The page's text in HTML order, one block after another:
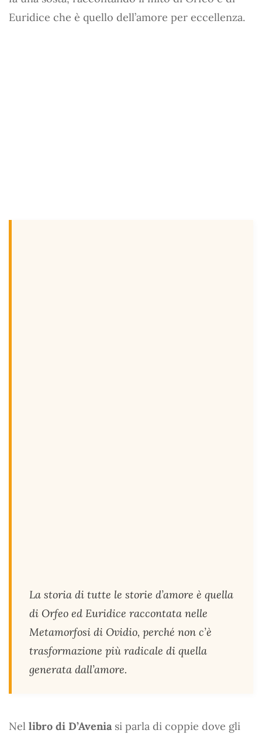
Euridice che è quello dell’amore per eccellenza.
La storia di tutte le storie d’amore è quella
di Orfeo ed Euridice raccontata nelle
Metamorfosi di Ovidio, perché non c’è
trasformazione più radicale di quella
generata dall’amore.
Nel libro di D’Avenia si parla di coppie dove gli